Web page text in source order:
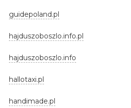
guidepoland.pl
hajduszoboszlo.info.pl
hajduszoboszlo.info
hallotaxi.pl
handimade.pl